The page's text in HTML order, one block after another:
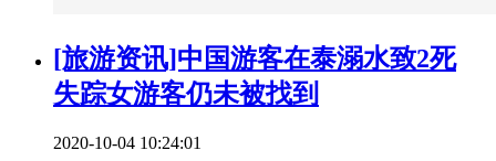
[旅游资讯]中国游客在泰溺水致2死
失踪女游客仍未被找到
2020-10-04 10:24:01